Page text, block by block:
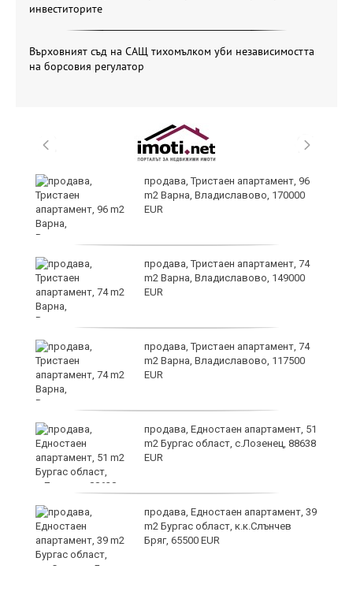
инвеститорите
Върховният съд на САЩ тихомълком уби независимостта
на борсовия регулатор
продава, Тристаен апартамент, 96
m2 Варна, Владиславово, 170000
EUR
продава, Тристаен апартамент, 74
m2 Варна, Владиславово, 149000
EUR
продава, Тристаен апартамент, 74
m2 Варна, Владиславово, 117500
EUR
продава, Едностаен апартамент, 51
m2 Бургас област, с.Лозенец, 88638
EUR
продава, Едностаен апартамент, 39
m2 Бургас област, к.к.Слънчев
Бряг, 65500 EUR